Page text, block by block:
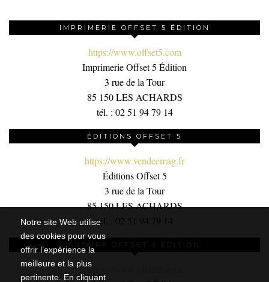
Notre site Web utilise
des cookies pour vous
offrir l’expérience la
meilleure et la plus
pertinente. En cliquant
IMPRIMERIE OFFSET 5 ÉDITION
https://www.offset5.com
Imprimerie Offset 5 Édition
3 rue de la Tour
85 150 LES ACHARDS
tél. : 02 51 94 79 14
ÉDITIONS OFFSET 5
https://www.vendeemag.fr
Éditions Offset 5
3 rue de la Tour
85 150 LES ACHARDS
tél. : 02 51 94 79 14
GROUPE OFFSET 5 ÉDITION
https://www.offset5.com